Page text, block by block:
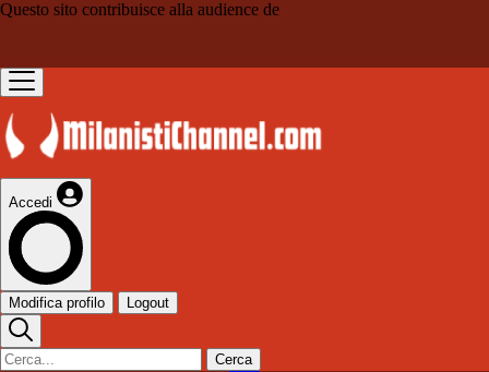
Questo sito contribuisce alla audience de
Accedi
Modifica profilo Logout
Cerca